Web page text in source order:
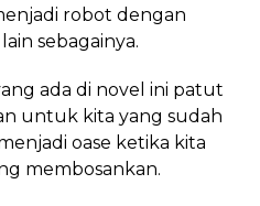
robot dengan
sebagainya.
ada di novel ini patut
untuk kita yang sudah
oase ketika kita
membosankan.